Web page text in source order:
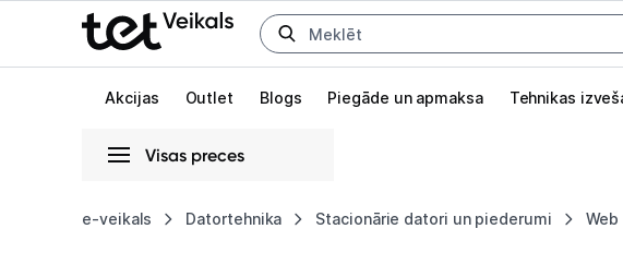
Uz kategorijam Uz galveno saturu
Akcijas Outlet Blogs Piegāde un apmaksa Tehnikas
Visas preces
e-veikals Datortehnika Stacionārie datori un piederumi Web